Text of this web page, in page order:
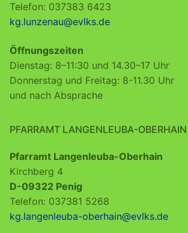
Telefon: 037383 6423
kg.lunzenau@evlks.de
Öffnungszeiten
Dienstag: 8–11:30 und 14.30–17 Uhr
Donnerstag und Freitag: 8-11.30 Uhr
und nach Absprache
PFARRAMT LANGENLEUBA-OBERHAIN
Pfarramt Langenleuba-Oberhain
Kirchberg 4
D-09322 Penig
Telefon: 037381 5268
kg.langenleuba-oberhain@evlks.de